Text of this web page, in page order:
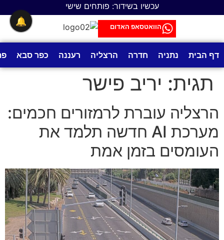
עכשיו בשידור: פותחים שישי
הוואטסאפ האדום
דף הבית נתניה חדרה הרצליה רעננה כפר סבא
תגית: יריב פישר
הרצליה עוברת לרמזורים חכמים:
מערכת AI חדשה תלמד את
העומסים בזמן אמת
🔔